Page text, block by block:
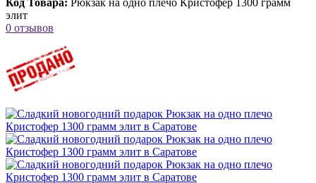
Код Товара: Рюкзак на одно плечо Кристофер 1300 грамм
элит
0 отзывов